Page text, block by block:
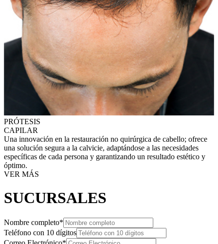
PRÓTESIS
CAPILAR
Una innovación en la restauración no quirúrgica de cabello; ofrece
una solución segura a la calvicie, adaptándose a las necesidades
específicas de cada persona y garantizando un resultado estético y
óptimo.
VER MÁS
SUCURSALES
Nombre completo*
Teléfono con 10 dígitos